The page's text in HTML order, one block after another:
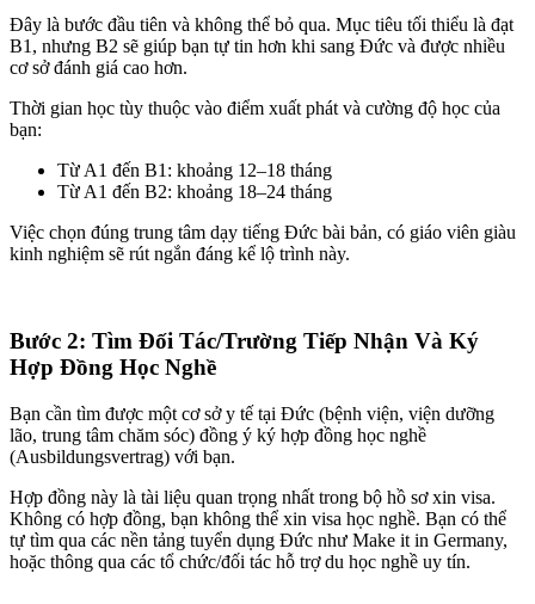
Đây là bước đầu tiên và không thể bỏ qua. Mục tiêu tối thiểu là đạt
B1, nhưng B2 sẽ giúp bạn tự tin hơn khi sang Đức và được nhiều
cơ sở đánh giá cao hơn.
Thời gian học tùy thuộc vào điểm xuất phát và cường độ học của
bạn:
Từ A1 đến B1: khoảng 12–18 tháng
Từ A1 đến B2: khoảng 18–24 tháng
Việc chọn đúng trung tâm dạy tiếng Đức bài bản, có giáo viên giàu
kinh nghiệm sẽ rút ngắn đáng kể lộ trình này.
Bước 2: Tìm Đối Tác/Trường Tiếp Nhận Và Ký
Hợp Đồng Học Nghề
Bạn cần tìm được một cơ sở y tế tại Đức (bệnh viện, viện dưỡng
lão, trung tâm chăm sóc) đồng ý ký hợp đồng học nghề
(Ausbildungsvertrag) với bạn.
Hợp đồng này là tài liệu quan trọng nhất trong bộ hồ sơ xin visa.
Không có hợp đồng, bạn không thể xin visa học nghề. Bạn có thể
tự tìm qua các nền tảng tuyển dụng Đức như Make it in Germany,
hoặc thông qua các tổ chức/đối tác hỗ trợ du học nghề uy tín.